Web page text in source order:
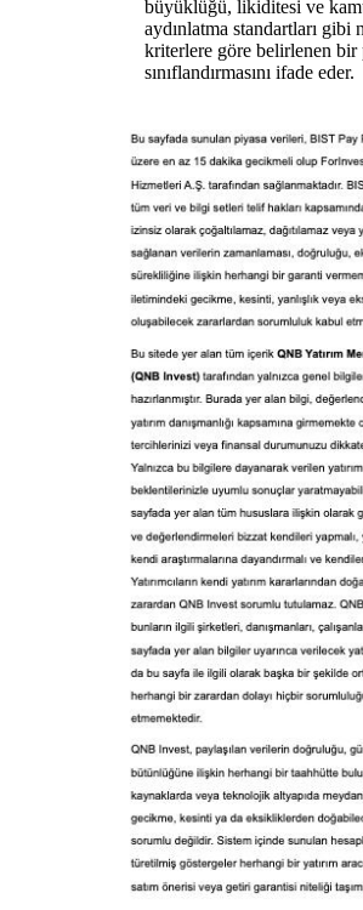
büyüklüğü, likiditesi ve
aydınlatma standartları gibi
kriterlere göre belirlenen bir
sınıflandırmasını ifade eder.